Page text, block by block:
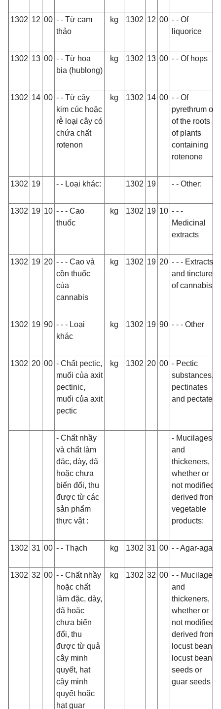
1302 12 00 - - Từ cam
thảo
kg 1302 12 00 - - Of
liquorice
1302 13 00 - - Từ hoa
bia (hublong)
kg 1302 13 00 - - Of hops
1302 14 00 - - Từ cây
kim cúc hoặc
rễ loại cây có
chứa chất
rotenon
kg 1302 14 00 - - Of
pyrethrum or
of the roots
of plants
containing
rotenone
1302 19 - - Loại khác: 1302 19 - - Other:
1302 19 10 - - - Cao
thuốc
kg 1302 19 10 - - -
Medicinal
extracts
1302 19 20 - - - Cao và
cồn thuốc
của
cannabis
kg 1302 19 20 - - - Extracts
and tinctures
of cannabis
1302 19 90 - - - Loại
khác
kg 1302 19 90 - - - Other
1302 20 00 - Chất pectic,
muối của axit
pectinic,
muối của axit
pectic
kg 1302 20 00 - Pectic
substances,
pectinates
and pectates
- Chất nhầy
và chất làm
đặc, dày, đã
hoặc chưa
biến đổi, thu
được từ các
sản phẩm
thực vật :
‑ Mucilages
and
thickeners,
whether or
not modified,
derived from
vegetable
products:
1302 31 00 - - Thạch kg 1302 31 00 - - Agar‑agar
1302 32 00 - - Chất nhầy
hoặc chất
làm đặc, dày,
đã hoặc
chưa biến
đổi, thu
được từ quả
cây minh
quyết, hạt
cây minh
quyết hoặc
hạt guar
kg 1302 32 00 - - Mucilages
and
thickeners,
whether or
not modified,
derived from
locust beans,
locust bean
seeds or
guar seeds